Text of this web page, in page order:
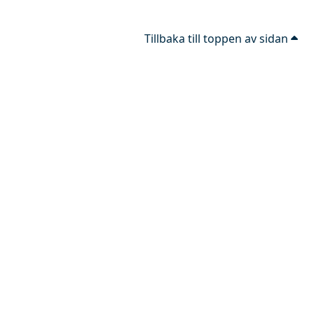
Tillbaka till toppen av sidan